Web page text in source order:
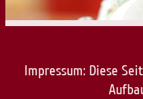
Impressum: Diese